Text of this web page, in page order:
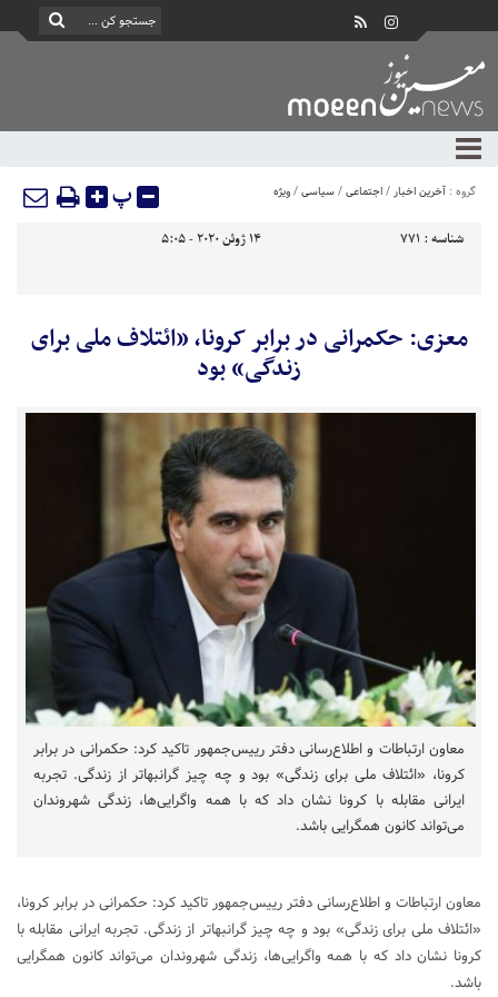
گروه : آخرین اخبار/اجتماعی/سیاسی/ویژه پ
شناسه : 771 14 ژوئن 2020 - 5:05
معزی: حکمرانی در برابر کرونا، «ائتلاف ملی برای
زندگی» بود
معاون ارتباطات و اطلاع‌رسانی دفتر رییس‌جمهور تاکید کرد: حکمرانی در برابر
کرونا، «ائتلاف ملی برای زندگی» بود و چه چیز گرانبهاتر از زندگی. تجربه‌
ایرانی مقابله با کرونا نشان داد که با همه واگرایی‌ها، زندگی شهروندان
می‌تواند کانون همگرایی باشد.
معاون ارتباطات و اطلاع‌رسانی دفتر رییس‌جمهور تاکید کرد: حکمرانی در برابر کرونا،
«ائتلاف ملی برای زندگی» بود و چه چیز گرانبهاتر از زندگی. تجربه‌ ایرانی مقابله با
کرونا نشان داد که با همه واگرایی‌ها، زندگی شهروندان می‌تواند کانون همگرایی
باشد.